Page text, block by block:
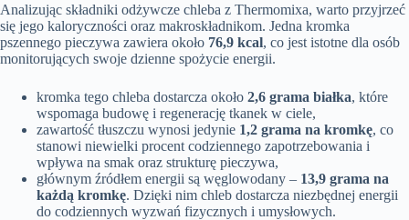
Analizując składniki odżywcze chleba z Thermomixa, warto przyjrzeć
się jego kaloryczności oraz makroskładnikom. Jedna kromka
pszennego pieczywa zawiera około 76,9 kcal, co jest istotne dla osób
monitorujących swoje dzienne spożycie energii.
kromka tego chleba dostarcza około 2,6 grama białka, które
wspomaga budowę i regenerację tkanek w ciele,
zawartość tłuszczu wynosi jedynie 1,2 grama na kromkę, co
stanowi niewielki procent codziennego zapotrzebowania i
wpływa na smak oraz strukturę pieczywa,
głównym źródłem energii są węglowodany – 13,9 grama na
każdą kromkę. Dzięki nim chleb dostarcza niezbędnej energii
do codziennych wyzwań fizycznych i umysłowych.